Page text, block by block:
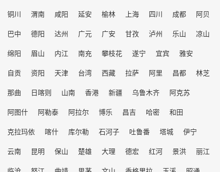
铜川
渭南 咸阳 延安 榆林 上海 四川 成都
阿贝
巴中
德阳 达州 广元 广安 甘孜 泸州 乐山
凉山
绵阳
眉山 内江 南充 攀枝花 遂宁 宜宾
雅安
自贡
资阳 天津 台湾 西藏 拉萨 阿里 昌都
林芝
那曲
日喀则 山南 香港 新疆 乌鲁木齐
阿克苏
阿图什
阿勒泰 阿拉尔 博乐 昌吉 哈密
和田
克拉玛依
喀什 库尔勒 石河子 吐鲁番 塔城
伊宁
云南
昆明 保山 楚雄 大理 德宏 红河 景洪
丽江